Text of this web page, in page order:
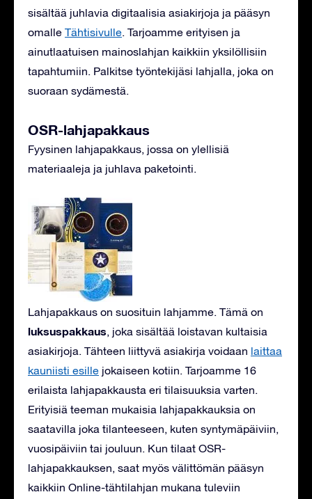
sisältää juhlavia digitaalisia asiakirjoja ja pääsyn
omalle Tähtisivulle. Tarjoamme erityisen ja
ainutlaatuisen mainoslahjan kaikkiin yksilöllisiin
tapahtumiin. Palkitse työntekijäsi lahjalla, joka on
suoraan sydämestä.
OSR-lahjapakkaus
Fyysinen lahjapakkaus, jossa on ylellisiä
materiaaleja ja juhlava paketointi.
Lahjapakkaus on suosituin lahjamme. Tämä on
luksuspakkaus, joka sisältää loistavan kultaisia
asiakirjoja. Tähteen liittyvä asiakirja voidaan laittaa
kauniisti esille jokaiseen kotiin. Tarjoamme 16
erilaista lahjapakkausta eri tilaisuuksia varten.
Erityisiä teeman mukaisia lahjapakkauksia on
saatavilla joka tilanteeseen, kuten syntymäpäiviin,
vuosipäiviin tai jouluun. Kun tilaat OSR-
lahjapakkauksen, saat myös välittömän pääsyn
kaikkiin Online-tähtilahjan mukana tuleviin